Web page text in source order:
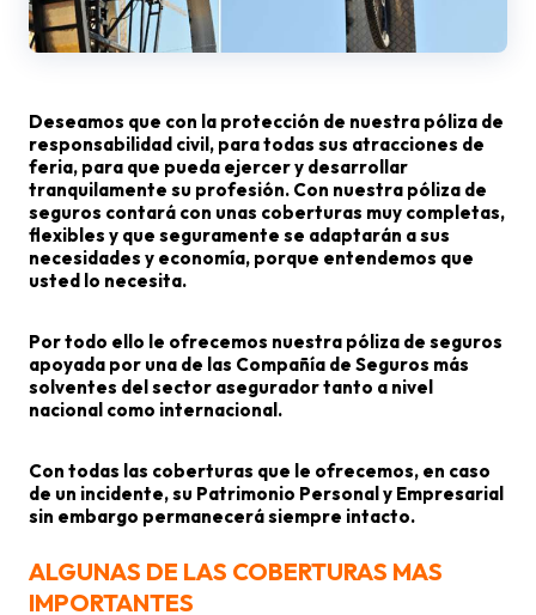
Deseamos que con la protección de nuestra póliza de
responsabilidad civil, para todas sus atracciones de
feria, para que pueda ejercer y desarrollar
tranquilamente su profesión. Con nuestra póliza de
seguros contará con unas coberturas muy completas,
flexibles y que seguramente se adaptarán a sus
necesidades y economía, porque entendemos que
usted lo necesita.
Por todo ello le ofrecemos nuestra póliza de seguros
apoyada por una de las Compañía de Seguros más
solventes del sector asegurador tanto a nivel
nacional como internacional.
Con todas las coberturas que le ofrecemos, en caso
de un incidente, su Patrimonio Personal y Empresarial
sin embargo permanecerá siempre intacto.
ALGUNAS DE LAS COBERTURAS MAS
IMPORTANTES